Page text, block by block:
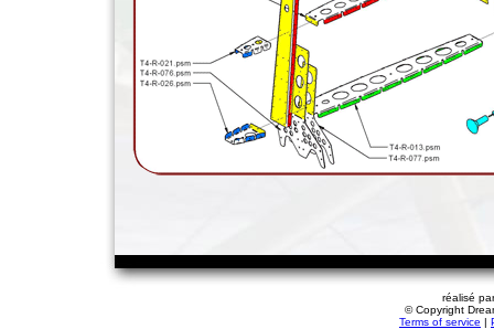
réalisé
© Copyright
Terms of service |